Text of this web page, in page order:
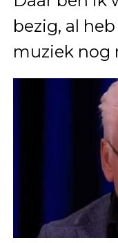
bezig, al
muziek nog